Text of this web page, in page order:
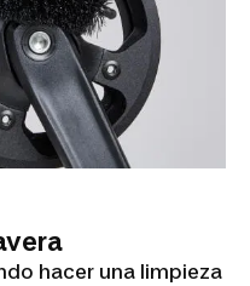
hacer una limpieza